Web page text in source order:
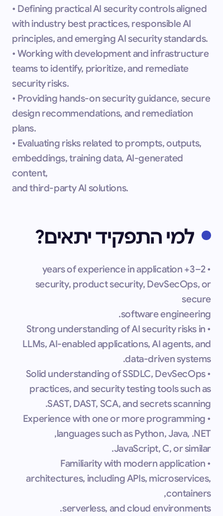
• Defining practical AI security controls aligned
with industry best practices, responsible AI
principles, and emerging AI security standards.
• Working with development and infrastructure
teams to identify, prioritize, and remediate
security risks.
• Providing hands-on security guidance, secure
design recommendations, and remediation
plans.
• Evaluating risks related to prompts, outputs,
embeddings, training data, AI-generated
content,
and third-party AI solutions.
למי התפקיד יתאים?
• 2–3+ years of experience in application
security, product security, DevSecOps, or
secure
software engineering.
• Strong understanding of AI security risks in
LLMs, AI-enabled applications, AI agents, and
data-driven systems.
• Solid understanding of SSDLC, DevSecOps
practices, and security testing tools such as
SAST, DAST, SCA, and secrets scanning.
• Experience with one or more programming
languages such as Python, Java, .NET,
JavaScript, C, or similar.
• Familiarity with modern application
architectures, including APIs, microservices,
containers,
serverless, and cloud environments.